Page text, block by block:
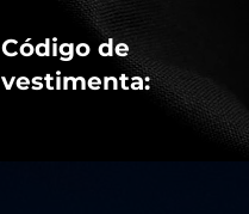
Código de
vestimenta: